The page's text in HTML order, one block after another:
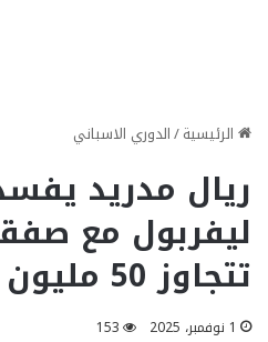
الرئيسية/الدوري الاسباني
ريال مدريد
ليفربول مع
تتجاوز 50 مليون يورو
1 نوفمبر، 2025 153